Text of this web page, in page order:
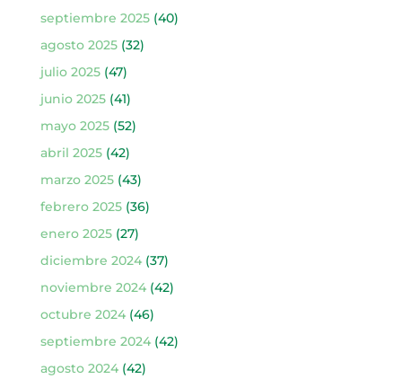
septiembre 2025(40)
agosto 2025(32)
julio 2025(47)
junio 2025(41)
mayo 2025(52)
abril 2025(42)
marzo 2025(43)
febrero 2025(36)
enero 2025(27)
diciembre 2024(37)
noviembre 2024(42)
octubre 2024(46)
septiembre 2024(42)
agosto 2024(42)